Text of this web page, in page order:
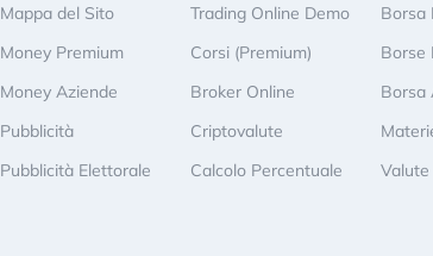
Mappa del Sito
Money Premium
Money Aziende
Pubblicità
Pubblicità Elettorale
Trading Online Demo
Corsi (Premium)
Broker Online
Criptovalute
Calcolo Percentuale
Borsa
Borse
Borsa
Valute